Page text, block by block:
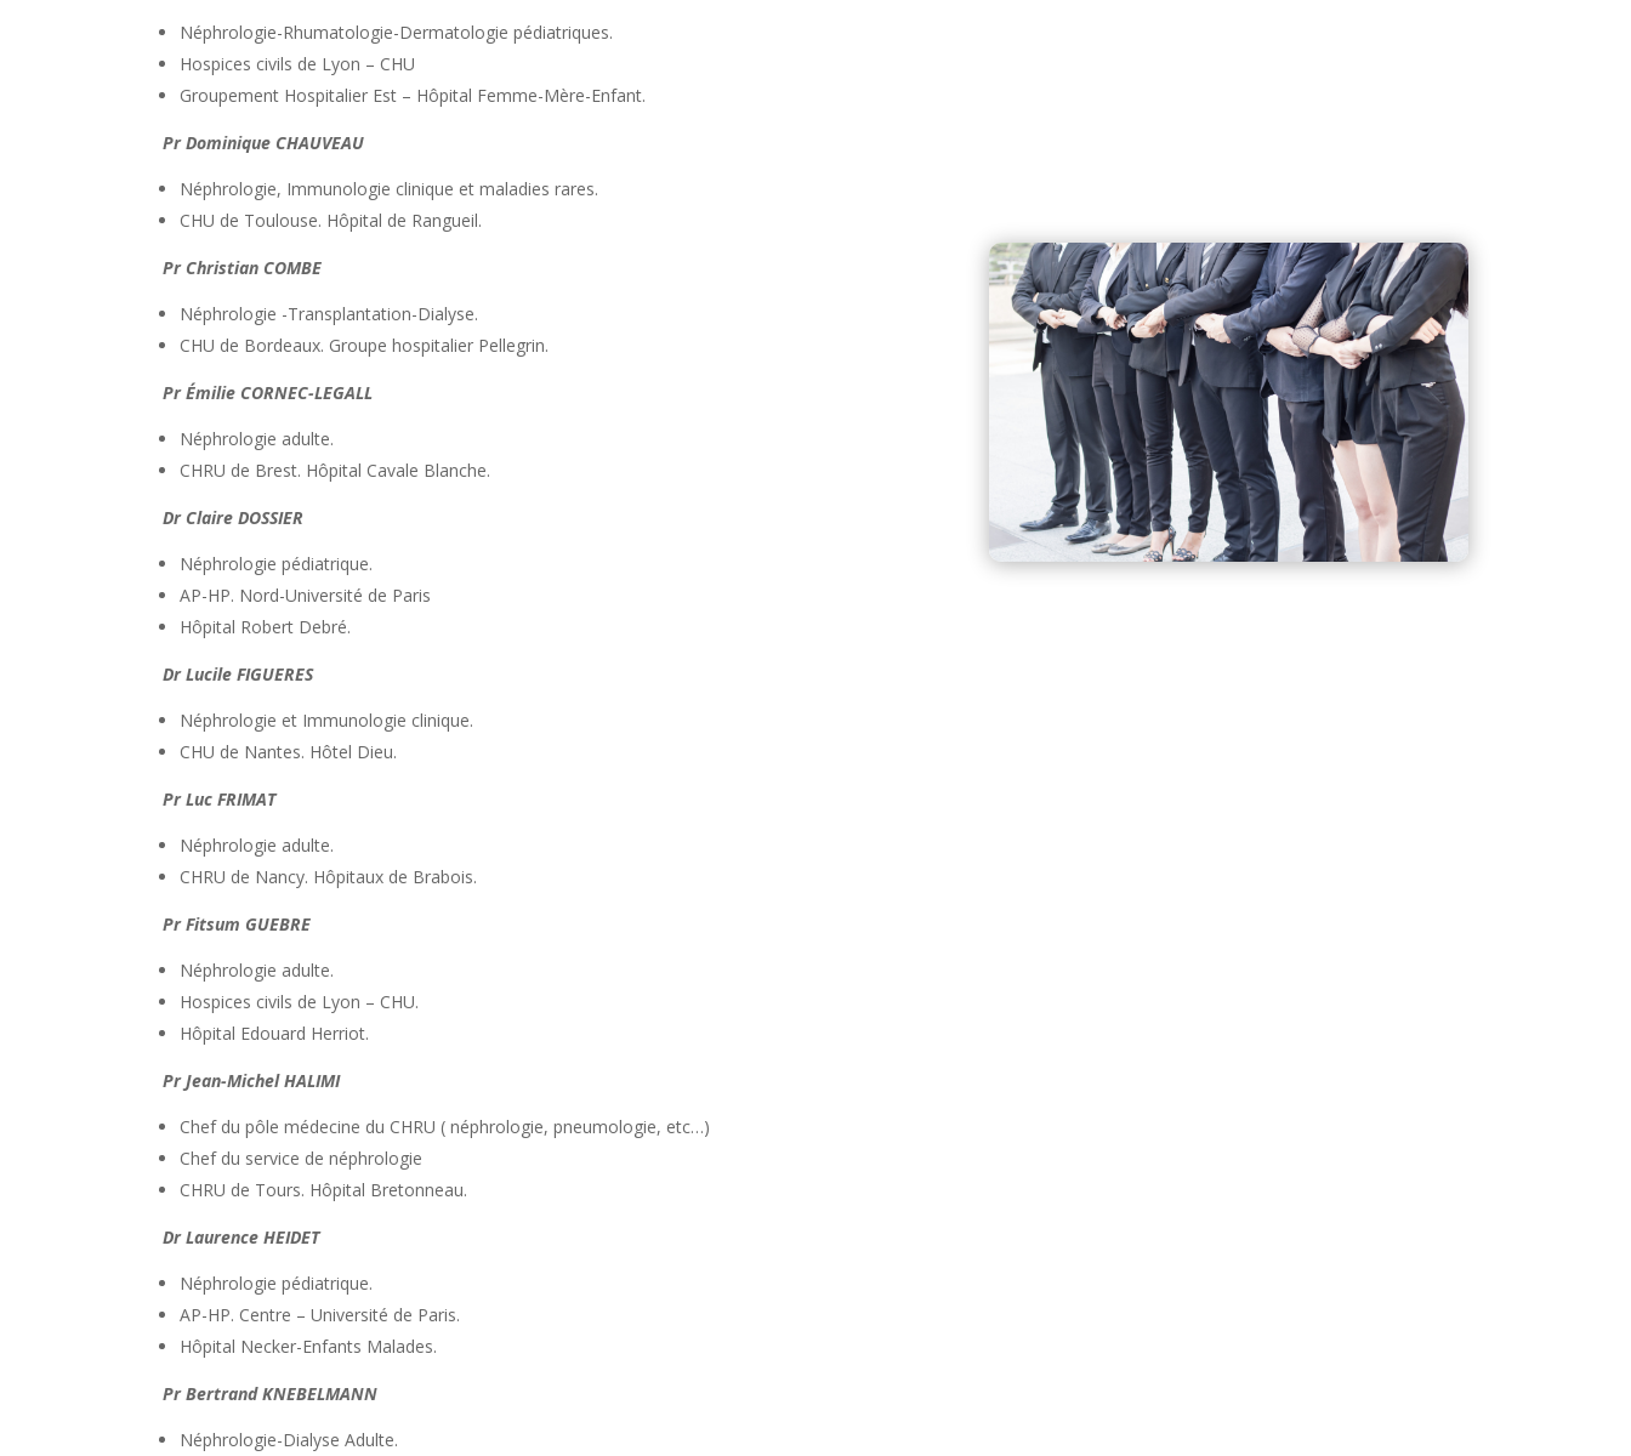
Néphrologie-Rhumatologie-Dermatologie pédiatriques.
Hospices civils de Lyon – CHU
Groupement Hospitalier Est – Hôpital Femme-Mère-Enfant.
Pr Dominique CHAUVEAU
Néphrologie, Immunologie clinique et maladies rares.
CHU de Toulouse. Hôpital de Rangueil.
Pr Christian COMBE
Néphrologie -Transplantation-Dialyse.
CHU de Bordeaux. Groupe hospitalier Pellegrin.
Pr Émilie CORNEC-LEGALL
Néphrologie adulte.
CHRU de Brest. Hôpital Cavale Blanche.
Dr Claire DOSSIER
Néphrologie pédiatrique.
AP-HP. Nord-Université de Paris
Hôpital Robert Debré.
Dr Lucile FIGUERES
Néphrologie et Immunologie clinique.
CHU de Nantes. Hôtel Dieu.
Pr Luc FRIMAT
Néphrologie adulte.
CHRU de Nancy. Hôpitaux de Brabois.
Pr Fitsum GUEBRE
Néphrologie adulte.
Hospices civils de Lyon – CHU.
Hôpital Edouard Herriot.
Pr Jean-Michel HALIMI
Chef du pôle médecine du CHRU ( néphrologie, pneumologie, etc…)
Chef du service de néphrologie
CHRU de Tours. Hôpital Bretonneau.
Dr Laurence HEIDET
Néphrologie pédiatrique.
AP-HP. Centre – Université de Paris.
Hôpital Necker-Enfants Malades.
Pr Bertrand KNEBELMANN
Néphrologie-Dialyse Adulte.